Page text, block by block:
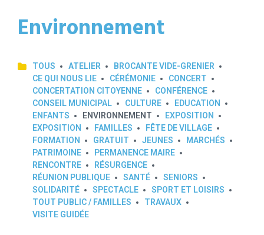
Environnement
TOUS ATELIER
BROCANTE VIDE-GRENIER
CE QUI NOUS LIE
CÉRÉMONIE
CONCERT
CONCERTATION CITOYENNE
CONFÉRENCE
CONSEIL MUNICIPAL
CULTURE
EDUCATION
ENFANTS
ENVIRONNEMENT
EXPOSITION
EXPOSITION
FAMILLES
FÊTE DE VILLAGE
FORMATION
GRATUIT JEUNES
MARCHÉS
PATRIMOINE
PERMANENCE MAIRE
RENCONTRE
RÉSURGENCE
RÉUNION PUBLIQUE
SANTÉ
SENIORS
SOLIDARITÉ
SPECTACLE
SPORT ET LOISIRS
TOUT PUBLIC / FAMILLES
TRAVAUX
VISITE GUIDÉE